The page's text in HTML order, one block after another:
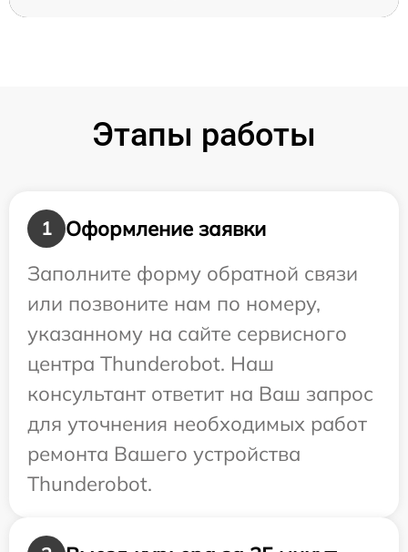
Этапы работы
1
Оформление заявки
Заполните форму обратной связи
или позвоните нам по номеру,
указанному на сайте сервисного
центра Thunderobot. Наш
консультант ответит на Ваш запрос
для уточнения необходимых работ
ремонта Вашего устройства
Thunderobot.